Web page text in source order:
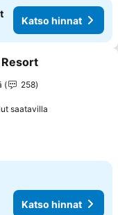
Katso hinnat
Resort
258
saatavilla
Katso hinnat